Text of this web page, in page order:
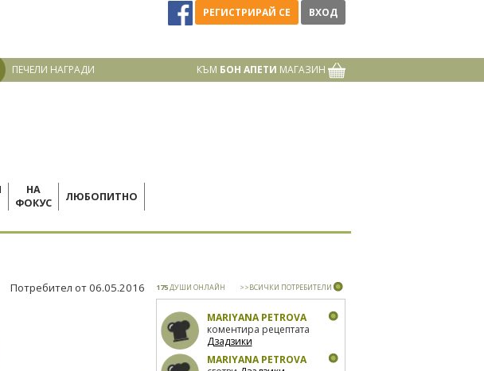
РЕГИСТРИРАЙ СЕ ВХОД
ПЕЧЕЛИ НАГРАДИ КЪМ БОН АПЕТИ МАГАЗИН
НА
ФОКУС
ЛЮБОПИТНО
Потребител от 06.05.2016 175ДУШИ ОНЛАЙН >>ВСИЧКИ ПОТРЕБИТЕЛИ
MARIYANA PETROVA
коментира рецептата
Дзадзики
MARIYANA PETROVA